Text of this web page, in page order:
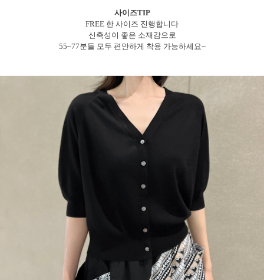
사이즈TIP
FREE 한 사이즈 진행합니다
신축성이 좋은 소재감으로
55~77분들 모두 편안하게 착용 가능하세요~